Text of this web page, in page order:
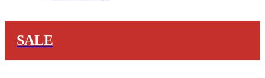
SALE